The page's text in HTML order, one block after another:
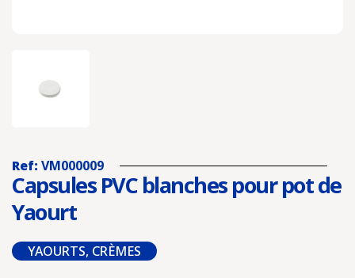
Ref: VM000009
Capsules PVC blanches pour pot de
Yaourt
YAOURTS, CRÈMES